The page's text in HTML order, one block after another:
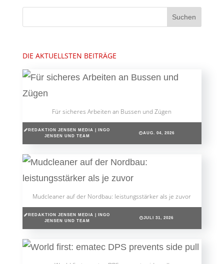
DIE AKTUELLSTEN BEITRÄGE
Für sicheres Arbeiten an Bussen und Zügen
REDAKTION JENSEN MEDIA | INGO
JENSEN UND TEAM
AUG. 04, 2026
Mudcleaner auf der Nordbau: leistungsstärker als je zuvor
REDAKTION JENSEN MEDIA | INGO
JENSEN UND TEAM
JULI 31, 2026